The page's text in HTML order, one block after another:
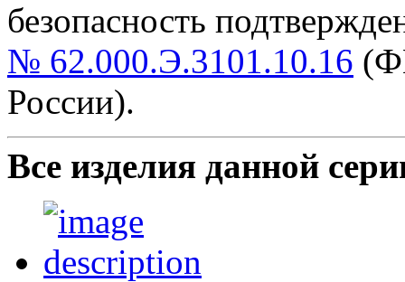
безопасность
№ 62.000.Э.3101.10.16
России).
Все изделия данной